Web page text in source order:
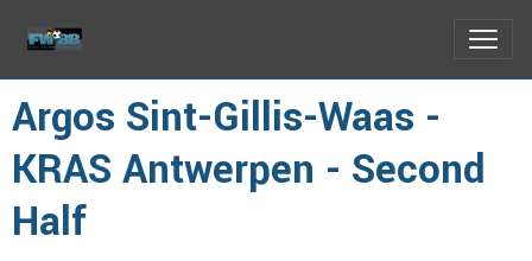
Argos Sint-Gillis-Waas -
KRAS Antwerpen - Second
Half